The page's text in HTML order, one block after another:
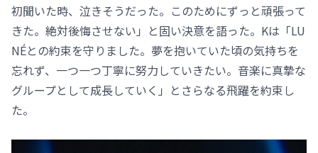
初聞いた時、泣きそうだった。このためにずっと頑張って
きた。絶対後悔させない」と固い決意を語った。Kは「LU
NÉとの約束を守りました。夢を抱いていた頃の気持ちを
忘れず、一つ一つ丁寧に努力していきたい。音楽に真摯な
グループとして成長していく」とさらなる飛躍を約束し
た。